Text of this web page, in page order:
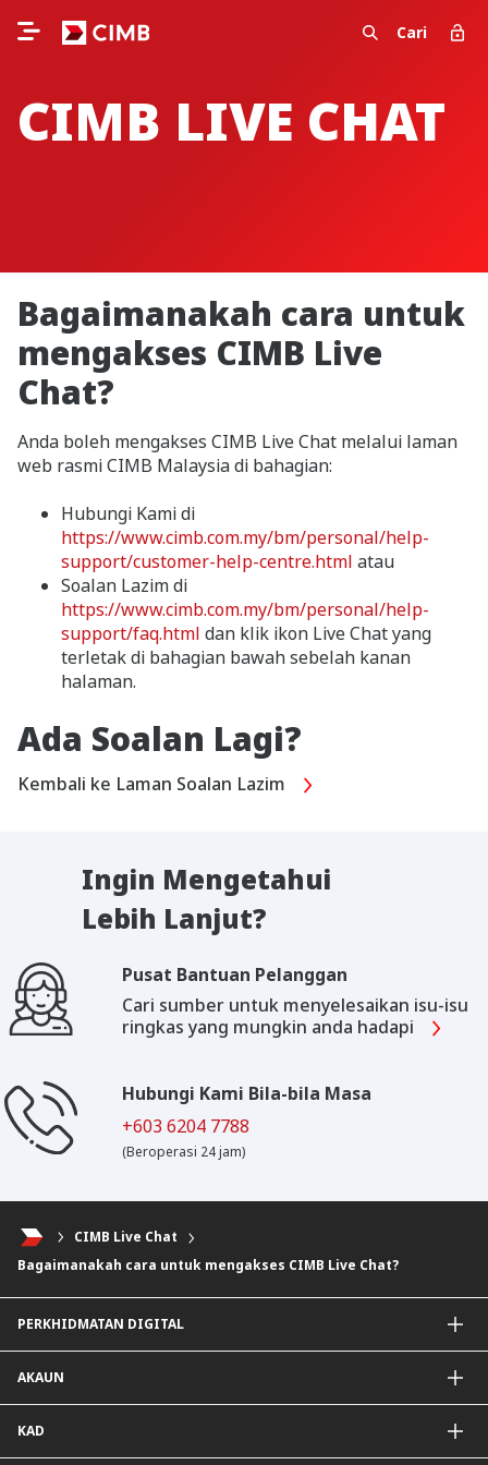
Cari
CIMB LIVE CHAT
Bagaimanakah cara untuk
mengakses CIMB Live
Chat?
Anda boleh mengakses CIMB Live Chat melalui laman
web rasmi CIMB Malaysia di bahagian:
Hubungi Kami di
https://www.cimb.com.my/bm/personal/help-
support/customer-help-centre.html atau
Soalan Lazim di
https://www.cimb.com.my/bm/personal/help-
support/faq.html dan klik ikon Live Chat yang
terletak di bahagian bawah sebelah kanan
halaman.
Ada Soalan Lagi?
Kembali ke Laman Soalan Lazim
Ingin Mengetahui
Lebih Lanjut?
Pusat Bantuan Pelanggan
Cari sumber untuk menyelesaikan isu‑isu
ringkas yang mungkin anda hadapi
Hubungi Kami Bila-bila Masa
+603 6204 7788
(Beroperasi 24 jam)
CIMB Live Chat
Bagaimanakah cara untuk mengakses CIMB Live Chat?
PERKHIDMATAN DIGITAL
CIMB Clicks
DuitNow QR
Diperibadikan Untuk Anda
AKAUN
Akaun Semasa
KAD